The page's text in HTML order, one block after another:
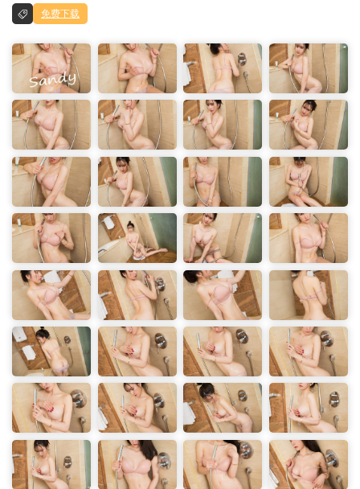
选择，我们只能靠奋斗来使当初的选择显得正
确。
免费下载